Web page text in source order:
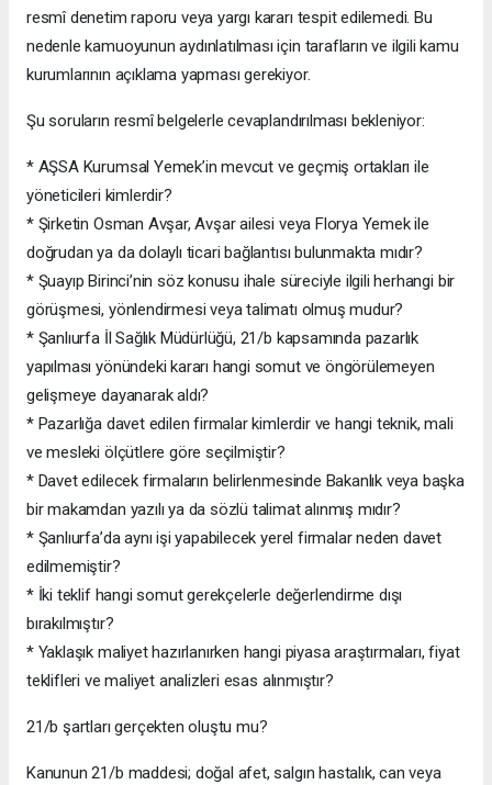
resmî denetim raporu veya yargı kararı tespit edilemedi. Bu
nedenle kamuoyunun aydınlatılması için tarafların ve ilgili kamu
kurumlarının açıklama yapması gerekiyor.
Şu soruların resmî belgelerle cevaplandırılması bekleniyor:
* AŞSA Kurumsal Yemek’in mevcut ve geçmiş ortakları ile
yöneticileri kimlerdir?
* Şirketin Osman Avşar, Avşar ailesi veya Florya Yemek ile
doğrudan ya da dolaylı ticari bağlantısı bulunmakta mıdır?
* Şuayıp Birinci’nin söz konusu ihale süreciyle ilgili herhangi bir
görüşmesi, yönlendirmesi veya talimatı olmuş mudur?
* Şanlıurfa İl Sağlık Müdürlüğü, 21/b kapsamında pazarlık
yapılması yönündeki kararı hangi somut ve öngörülemeyen
gelişmeye dayanarak aldı?
* Pazarlığa davet edilen firmalar kimlerdir ve hangi teknik, mali
ve mesleki ölçütlere göre seçilmiştir?
* Davet edilecek firmaların belirlenmesinde Bakanlık veya başka
bir makamdan yazılı ya da sözlü talimat alınmış mıdır?
* Şanlıurfa’da aynı işi yapabilecek yerel firmalar neden davet
edilmemiştir?
* İki teklif hangi somut gerekçelerle değerlendirme dışı
bırakılmıştır?
* Yaklaşık maliyet hazırlanırken hangi piyasa araştırmaları, fiyat
teklifleri ve maliyet analizleri esas alınmıştır?
21/b şartları gerçekten oluştu mu?
Kanunun 21/b maddesi; doğal afet, salgın hastalık, can veya